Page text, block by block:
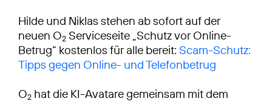
Hilde und Niklas stehen ab sofort auf der
neuen O2 Serviceseite „Schutz vor Online-
Betrug“ kostenlos für alle bereit: Scam-Schutz:
Tipps gegen Online- und Telefonbetrug
O2 hat die KI-Avatare gemeinsam mit dem